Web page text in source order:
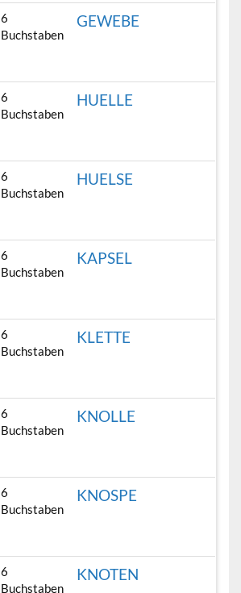
6
Buchstaben
GEWEBE
6
Buchstaben
HUELLE
6
Buchstaben
HUELSE
6
Buchstaben
KAPSEL
6
Buchstaben
KLETTE
6
Buchstaben
KNOLLE
6
Buchstaben
KNOSPE
6
Buchstaben
KNOTEN